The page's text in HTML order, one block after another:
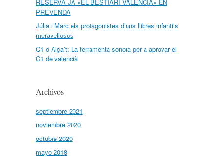
RESERVA JA «EL BESTIARI VALENCIÀ» EN
PREVENDA
Júlia i Marc els protagonistes d’uns llibres infantils
meravellosos
C1 o Alça’t: La ferramenta sonora per a aprovar el
C1 de valencià
Archivos
septiembre 2021
noviembre 2020
octubre 2020
mayo 2018